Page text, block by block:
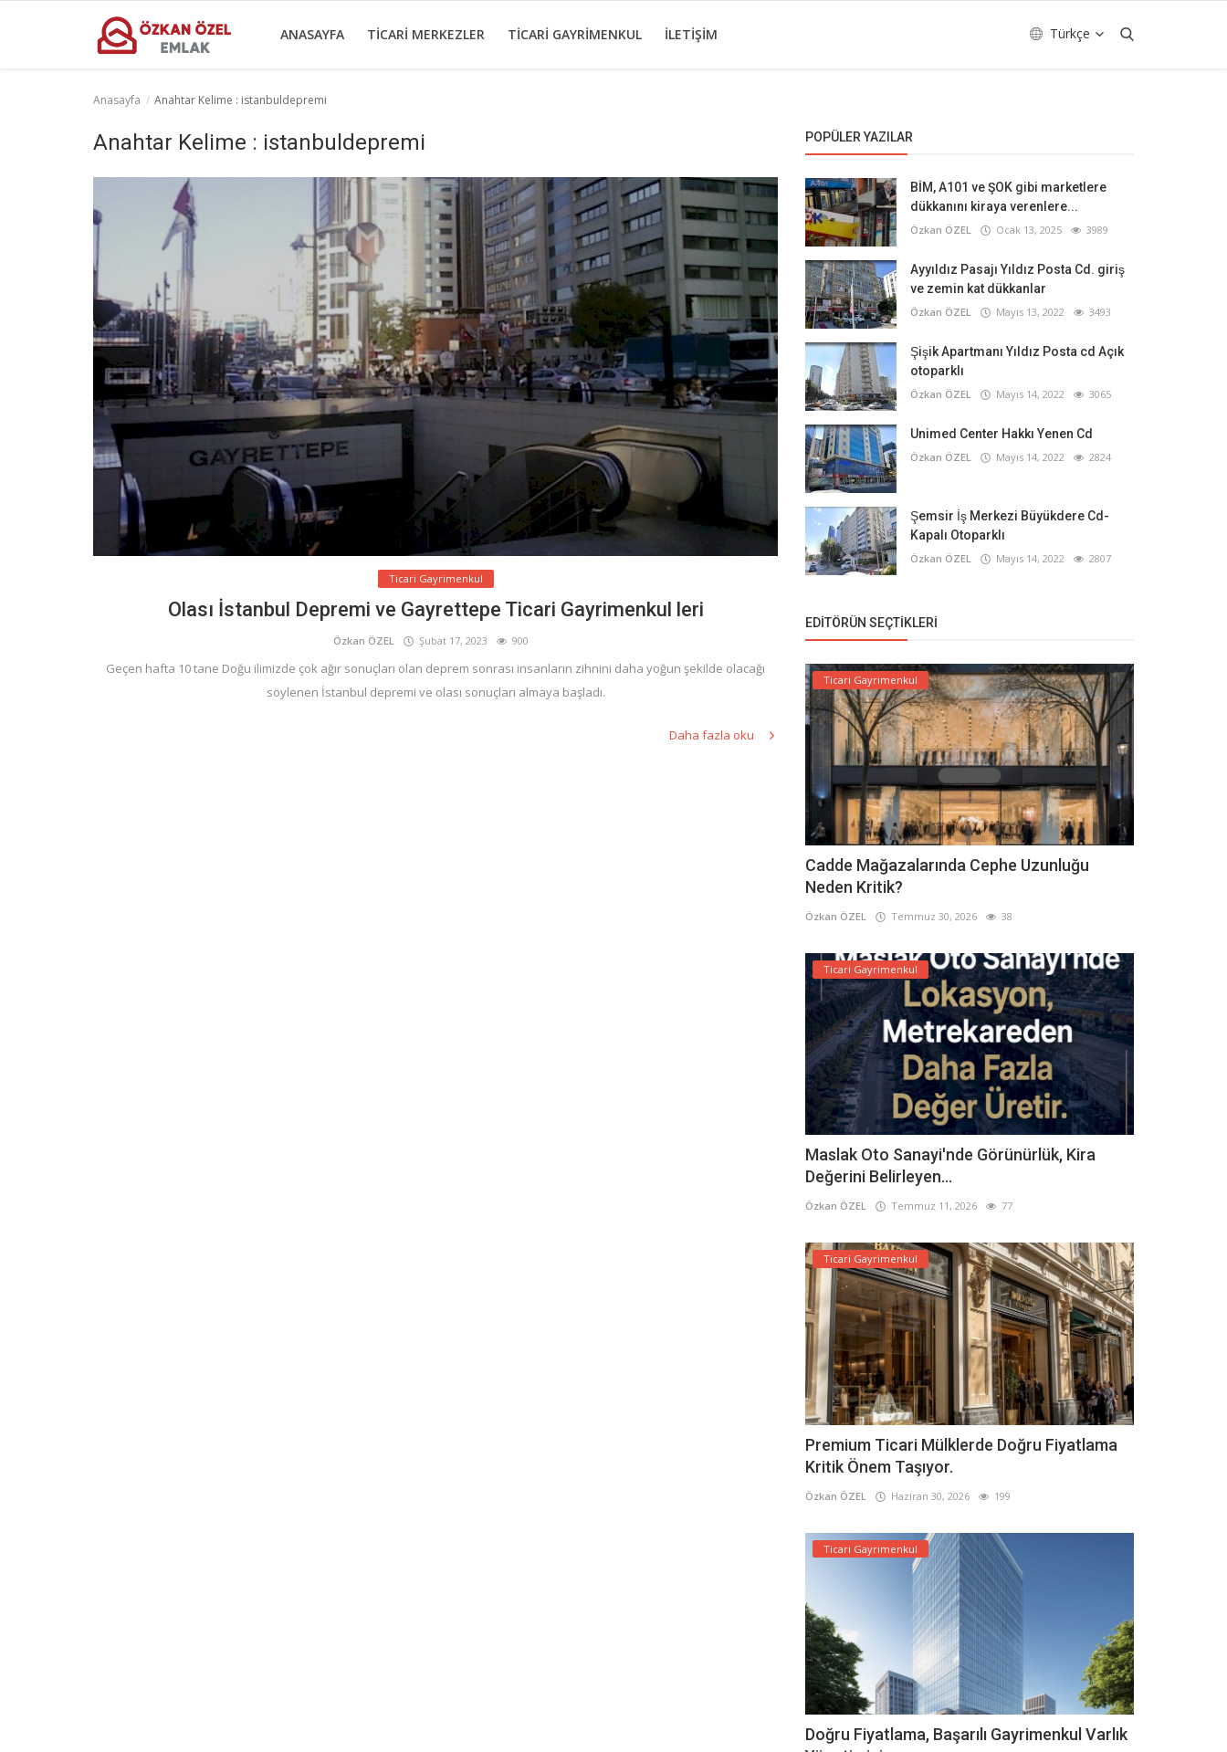
ANASAYFA TICARI MERKEZLER TICARI GAYRIMENKUL İLETIŞIM Türkçe
Ticari Gayrimenkul
Anasayfa Anahtar Kelime : istanbuldepremi
Anahtar Kelime : istanbuldepremi
Ticari Gayrimenkul
Olası İstanbul Depremi ve Gayrettepe Ticari Gayrimenkul leri
Özkan ÖZEL Şubat 17, 2023 900
Geçen hafta 10 tane Doğu ilimizde çok ağır sonuçları olan deprem sonrası insanların zihnini daha yoğun şekilde olacağı
söylenen İstanbul depremi ve olası sonuçları almaya başladı.
Daha fazla oku
POPÜLER YAZILAR
BİM, A101 ve ŞOK gibi marketlere
dükkanını kiraya verenlere...
Özkan ÖZEL Ocak 13, 2025 3989
Ayyıldız Pasajı Yıldız Posta Cd. giriş
ve zemin kat dükkanlar
Özkan ÖZEL Mayıs 13, 2022 3493
Şişik Apartmanı Yıldız Posta cd Açık
otoparklı
Özkan ÖZEL Mayıs 14, 2022 3065
Unimed Center Hakkı Yenen Cd
Özkan ÖZEL Mayıs 14, 2022 2824
Şemsir İş Merkezi Büyükdere Cd-
Kapalı Otoparklı
Özkan ÖZEL Mayıs 14, 2022 2807
EDITÖRÜN SEÇTIKLERI
Ticari Gayrimenkul
Cadde Mağazalarında Cephe Uzunluğu
Neden Kritik?
Özkan ÖZEL Temmuz 30, 2026 38
Ticari Gayrimenkul
Maslak Oto Sanayi'nde Görünürlük, Kira
Değerini Belirleyen...
Özkan ÖZEL Temmuz 11, 2026 77
Ticari Gayrimenkul
Premium Ticari Mülklerde Doğru Fiyatlama
Kritik Önem Taşıyor.
Özkan ÖZEL Haziran 30, 2026 199
Ticari Gayrimenkul
Doğru Fiyatlama, Başarılı Gayrimenkul Varlık